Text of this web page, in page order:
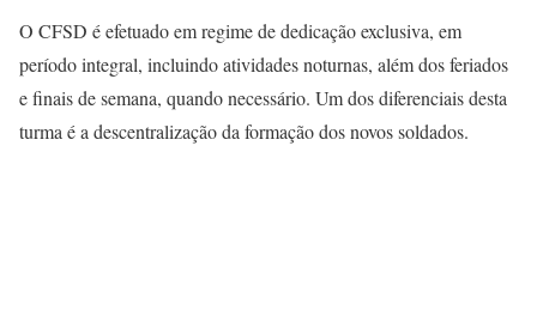
O CFSD é efetuado em regime de dedicação exclusiva, em
período integral, incluindo atividades noturnas, além dos feriados
e finais de semana, quando necessário. Um dos diferenciais desta
turma é a descentralização da formação dos novos soldados.